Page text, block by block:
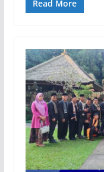
Read More